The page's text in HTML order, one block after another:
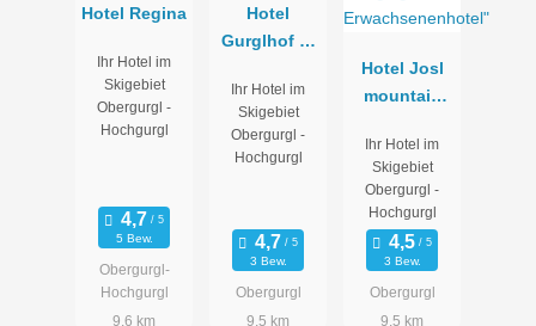
Hotel Regina
Ihr Hotel im
Skigebiet
Obergurgl -
Hochgurgl
5 Bew.
Obergurgl-
Hochgurgl
9.6 km
Hotel
Gurglhof 4*
Ihr Hotel im
Skigebiet
Obergurgl -
Hochgurgl
3 Bew.
Obergurgl
9.5 km
Hotel Josl
mountain
das
Erwachsene
nhotel"
Ihr Hotel im
Skigebiet
Obergurgl -
Hochgurgl
3 Bew.
Obergurgl
9.5 km